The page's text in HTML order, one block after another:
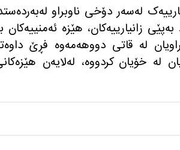
لەسەر دۆخی ناوبراو
زانیارییه‌كان، هێزە ئەمنییەکان
له‌ قاتی دووهه‌مه‌وه‌ فڕێ
له‌ خۆیان كردووه‌، له‌لایه‌ن